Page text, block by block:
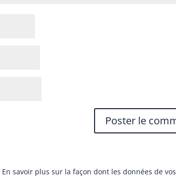
En savoir plus sur la façon dont les données de vos